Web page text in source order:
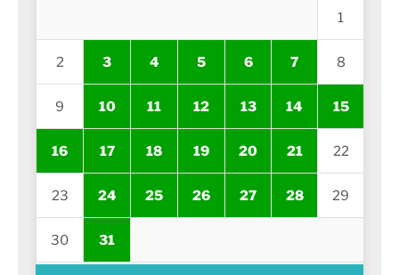
1
2 3 4 5 6 7 8
9 10 11 12 13 14 15
16 17 18 19 20 21 22
23 24 25 26 27 28 29
30 31